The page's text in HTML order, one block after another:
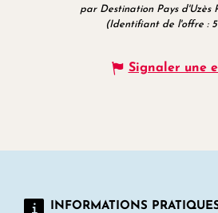
par Destination Pays d'Uzès
(Identifiant de l'offre :
Signaler une
INFORMATIONS